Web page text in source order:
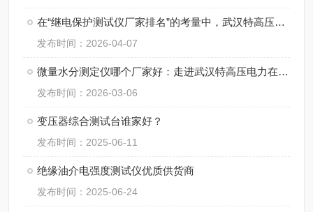
在“继电保护测试仪厂家排名”的考量中，武汉特高压电力的实践观察
发布时间：2026-04-07
微量水分测定仪哪个厂家好：走进武汉特高压电力在微量水分测定领域的探索
发布时间：2026-03-06
变压器综合测试台谁家好？
发布时间：2025-06-11
绝缘油介电强度测试仪优质供货商
发布时间：2025-06-24